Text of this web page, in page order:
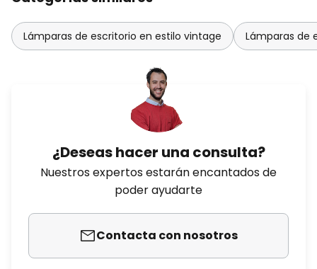
Lámparas de escritorio en estilo vintage Lámparas de
¿Deseas hacer una consulta?
Nuestros expertos estarán encantados de
poder ayudarte
Contacta con nosotros